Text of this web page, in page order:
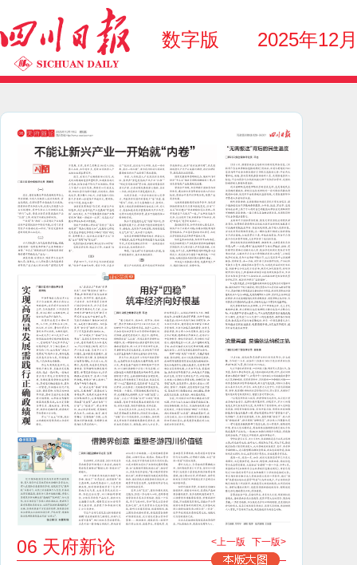
数字版 2025年12
06 天府新论 <上一版 下一版>